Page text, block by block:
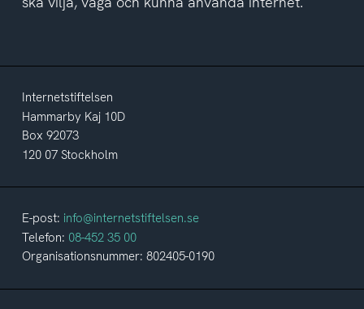
Internetstiftelsen
Hammarby Kaj 10D
Box 92073
120 07 Stockholm
E-post: info@internetstiftelsen.se
Telefon: 08-452 35 00
Organisationsnummer: 802405-0190